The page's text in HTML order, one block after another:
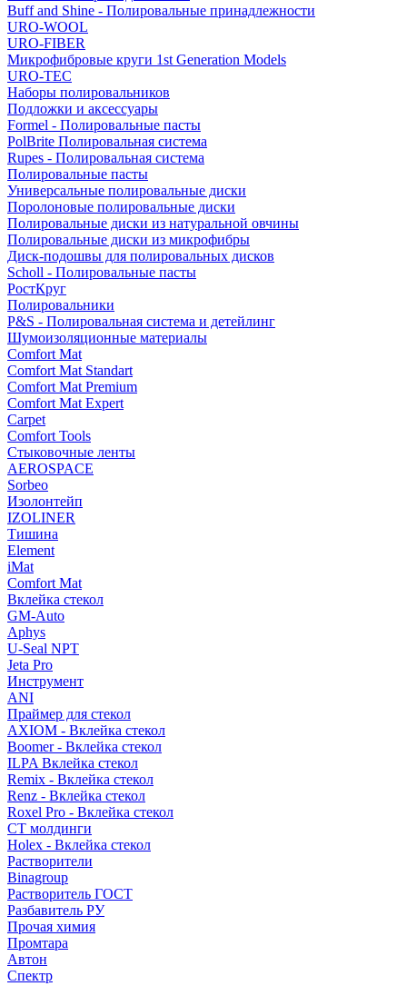
Buff and Shine - Полировальные принадлежности
URO-WOOL
URO-FIBER
Микрофибровые круги 1st Generation Models
URO-TEC
Наборы полировальников
Подложки и аксессуары
Formel - Полировальные пасты
PolBrite Полировальная система
Rupes - Полировальная система
Полировальные пасты
Универсальные полировальные диски
Поролоновые полировальные диски
Полировальные диски из натуральной овчины
Полировальные диски из микрофибры
Диск-подошвы для полировальных дисков
Scholl - Полировальные пасты
РостКруг
Полировальники
P&S - Полировальная система и детейлинг
Шумоизоляционные материалы
Comfort Mat
Comfort Mat Standart
Comfort Mat Premium
Comfort Mat Expert
Carpet
Comfort Tools
Стыковочные ленты
AEROSPACE
Sorbeo
Изолонтейп
IZOLINER
Тишина
Element
iMat
Comfort Mat
Вклейка стекол
GM-Auto
Aphys
U-Seal NPT
Jeta Pro
Инструмент
ANI
Праймер для стекол
AXIOM - Вклейка стекол
Boomer - Вклейка стекол
ILPA Вклейка стекол
Remix - Вклейка стекол
Renz - Вклейка стекол
Roxel Pro - Вклейка стекол
СТ молдинги
Holex - Вклейка стекол
Растворители
Binagroup
Растворитель ГОСТ
Разбавитель РУ
Прочая химия
Промтара
Автон
Спектр